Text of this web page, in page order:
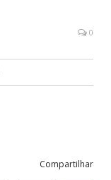
0
Compartilhar